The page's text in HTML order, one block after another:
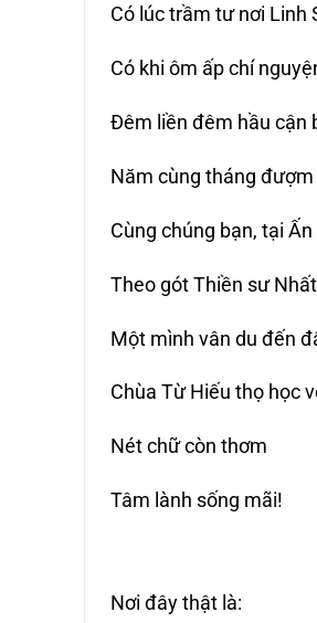
Có lúc trầm tư nơi Linh
Có khi ôm ấp chí
Đêm liền đêm hầu cận
Năm cùng tháng
Cùng chúng bạn, tại
Theo gót Thiền sư
Một mình vân du đến
Chùa Từ Hiếu thọ học
Nét chữ còn thơm
Tâm lành sống mãi!
Nơi đây thật là: